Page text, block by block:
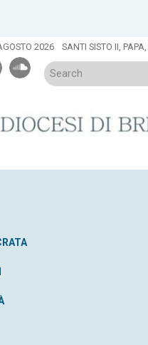
2026 SANTI SISTO II,
soundcloud